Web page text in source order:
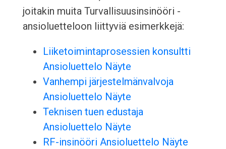
joitakin muita Turvallisuusinsinööri -
ansioluetteloon liittyviä esimerkkejä:
Liiketoimintaprosessien konsultti
Ansioluettelo Näyte
Vanhempi järjestelmänvalvoja
Ansioluettelo Näyte
Teknisen tuen edustaja
Ansioluettelo Näyte
RF-insinööri Ansioluettelo Näyte